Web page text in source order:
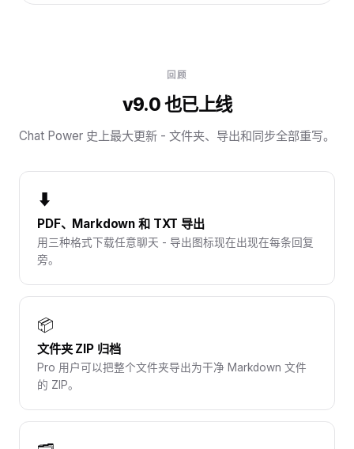
回顾
v9.0 也已上线
Chat Power 史上最大更新 - 文件夹、导出和同步全部重写。
⬇
PDF、Markdown 和 TXT 导出
用三种格式下载任意聊天 - 导出图标现在出现在每条回复
旁。
📦
文件夹 ZIP 归档
Pro 用户可以把整个文件夹导出为干净 Markdown 文件
的 ZIP。